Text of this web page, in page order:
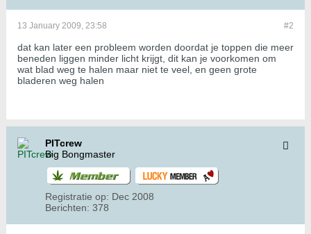
#2
13 January 2009, 23:58
dat kan later een probleem worden doordat je toppen die meer
beneden liggen minder licht krijgt, dit kan je voorkomen om
wat blad weg te halen maar niet te veel, en geen grote
bladeren weg halen
PITcrew
Big Bongmaster
Registratie op: Dec 2008
Berichten: 378